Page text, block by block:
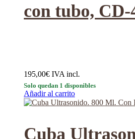
con tubo, CD-
195,00€ IVA incl.
Solo quedan 1 disponibles
Añadir al carrito
Cuba